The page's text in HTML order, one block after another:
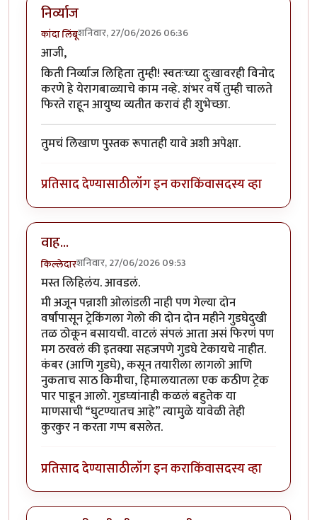
निर्व्याज
कांदा लिंबूशनिवार, 27/06/2026 06:36
आजी,
किती निर्व्याज लिहिता तुम्ही! स्वतःच्या दुःखावरही विनोद
करणे हे येरागबाळ्याचे काम नव्हे. शंभर वर्षे तुम्ही चालते
फिरते राहून आयुष्य व्यतीत करावं ही शुभेच्छा.
तुमचं लिखाण पुस्तक रूपातही यावे अशी अपेक्षा.
प्रतिसाद देण्यासाठीलॉग इन कराकिंवासदस्य व्हा
वाह...
किल्लेदारशनिवार, 27/06/2026 09:53
मस्त लिहिलंय. आवडलं.
मी अजून पन्नाशी ओलांडली नाही पण गेल्या दोन
वर्षांपासून ट्रेकिंगला गेलो की दोन दोन महीने गुडघेदुखी
तळ ठोकून बसायची. वाटलं संपलं आता असं फिरणं पण
मग ठरवलं की इतक्या सहजपणे गुडघे टेकायचे नाहीत.
कंबर (आणि गुडघे), कसून तयारीला लागलो आणि
नुकताच साठ किमीचा, हिमालयातला एक कठीण ट्रेक
पार पाडून आलो. गुडघ्यांनाही कळलं बहुतेक या
माणसाची “घुटण्यातच आहे” त्यामुळे यावेळी तेही
कुरकुर न करता गप्प बसलेत.
प्रतिसाद देण्यासाठीलॉग इन कराकिंवासदस्य व्हा